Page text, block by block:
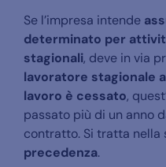
Se l’impresa intende
determinato per
stagionali, deve in via
lavoratore stagionale
lavoro è cessato,
passato più di un anno
contratto. Si tratta nella
precedenza.